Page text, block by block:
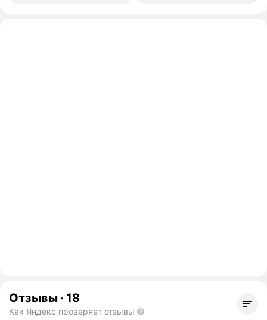
Отзывы · 18
Как Яндекс проверяет отзывы